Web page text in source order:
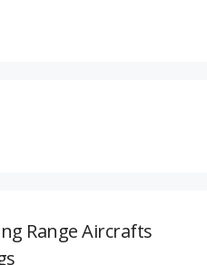
Range Aircrafts